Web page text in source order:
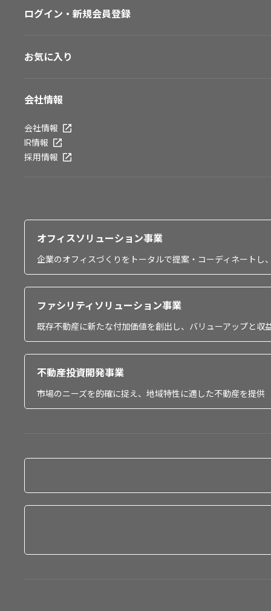
ログイン・新規会員登録
お気に入り
会社情報
会社情報
IR情報
採用情報
オフィスソリューション事業
企業のオフィスづくりをトータルで提案・コーディネート
ファシリティソリューション事業
既存不動産に新たな付加価値を創出し、バリューアップと収
不動産投資開発事業
市場のニーズを的確に捉え、地域特性に適した不動産を提供